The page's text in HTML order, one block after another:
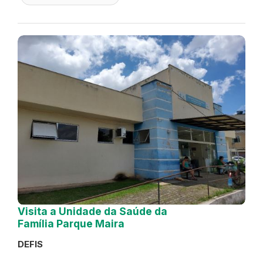
Visita a Unidade da Saúde da
Família Parque Maira
DEFIS